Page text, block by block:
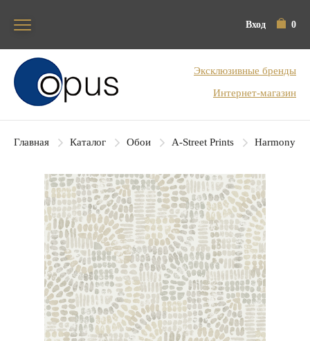
Вход 0
Блок поиска
Эксклюзивные бренды
Интернет-магазин
Главная Каталог Обои A-Street Prints Harmony